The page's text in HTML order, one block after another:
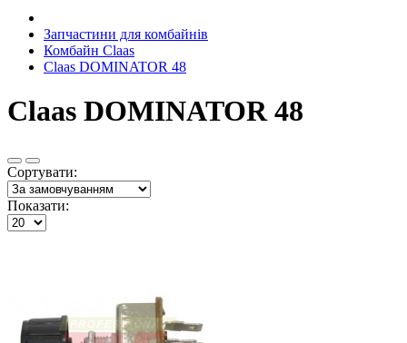
Запчастини для комбайнів
Комбайн Claas
Claas DOMINATOR 48
Claas DOMINATOR 48
Сортувати:
Показати: